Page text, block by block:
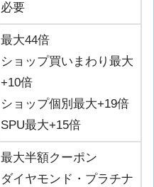
必要
最大44倍
ショップ買いまわり最大
+10倍
ショップ個別最大+19倍
SPU最大+15倍
最大半額クーポン
ダイヤモンド・プラチナ